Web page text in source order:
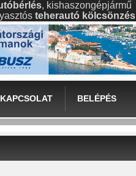
, kishaszongépjármű
teherautó kölcsönzés
KAPCSOLAT BELÉPÉS